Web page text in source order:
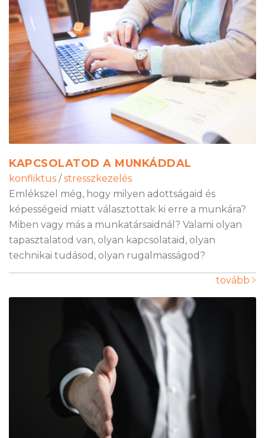
KAPCSOLATOD A MUNKÁDDAL
konfliktus / stresszkezelés
Emlékszel még, hogy milyen adottságaid és
képességeid miatt választottak ki erre a munkára?
Miben vagy más a munkatársaidnál? Valami olyan
tapasztalatod van, olyan kapcsolataid, olyan
technikai tudásod, olyan rugalmasságod?
tovább